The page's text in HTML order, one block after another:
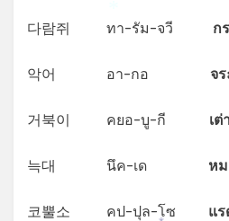
다람쥐 ทา-รัม-จวี ก
악어 อา-กอ จร
거북이 คยอ-บู-กี เต่
늑대 นึค-เด ห
코뿔소 คป-ปุล-โซ แร
*